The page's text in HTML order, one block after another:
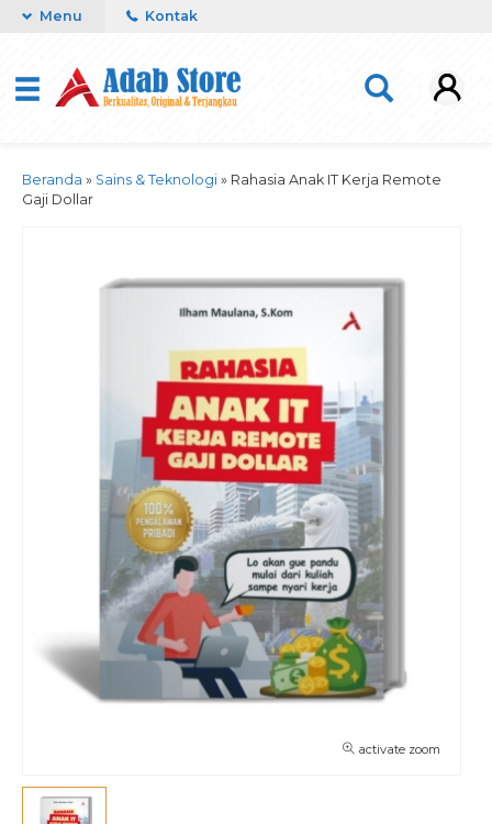
Menu Kontak
Beranda » Sains & Teknologi » Rahasia Anak IT Kerja Remote
Gaji Dollar
activate zoom